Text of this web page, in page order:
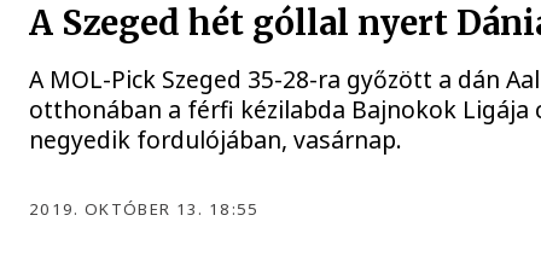
A Szeged hét góllal nyert
A MOL-Pick Szeged 35-28-ra győzött a dán
otthonában a férfi kézilabda Bajnokok Ligája
negyedik fordulójában, vasárnap.
2019. OKTÓBER 13. 18:55